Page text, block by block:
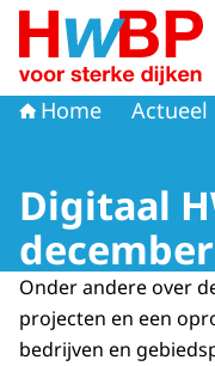
Naar de homepage
Home Actueel
Digitaal
Onder andere over
projecten en een
bedrijven en